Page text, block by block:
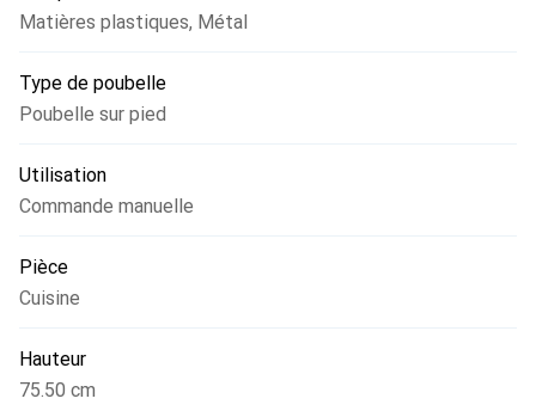
Matières plastiques, Métal
Type de poubelle
Poubelle sur pied
Utilisation
Commande manuelle
Pièce
Cuisine
Hauteur
75.50 cm